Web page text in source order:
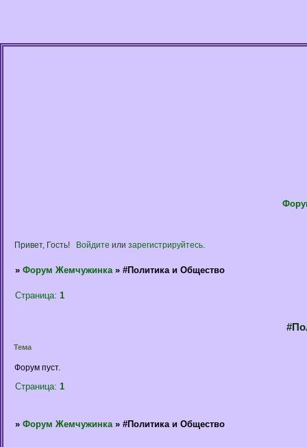
Привет, Гость! Войдите или зарегистрируйтесь.
» Форум Жемчужинка » #Политика и Общество
Страница: 1
Тема
Форум пуст.
Страница: 1
» Форум Жемчужинка » #Политика и Общество